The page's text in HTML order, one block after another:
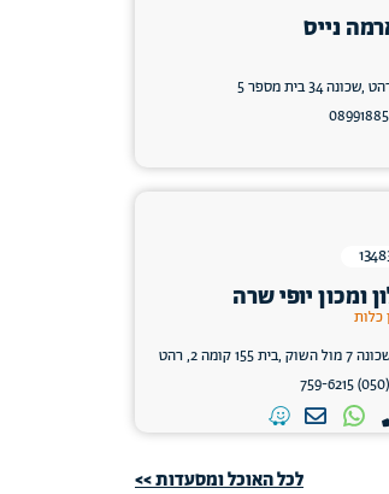
נייס
,שכונה 34 בית מספר 5
08991885
ומכון יופי שרה
כלות
7 מול השוק ,בית 155 קומה 2, רהט
(050) 759-6215
לכל האוכל ומסעדות >>